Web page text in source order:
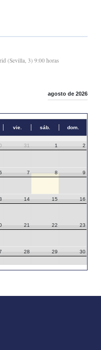
(Sevilla, 3) 9:00 horas
agosto de 2026
vie. sáb. dom.
31 1 2
7 8 9
14 15 16
21 22 23
28 29 30